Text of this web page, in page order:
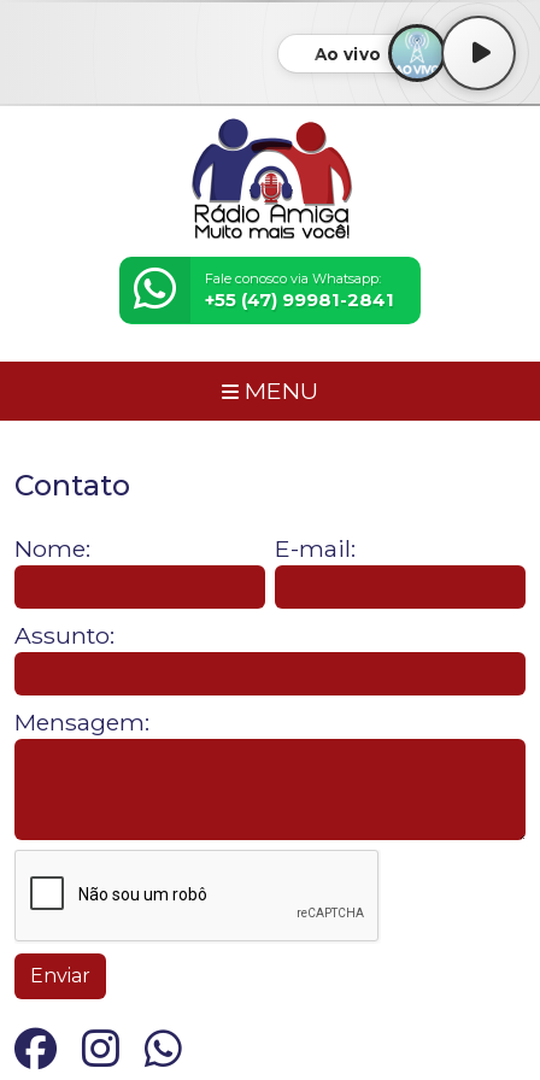
Ao vivo
Fale conosco via Whatsapp:
+55 (47) 99981-2841
MENU
Contato
Nome: E-mail:
Assunto:
Mensagem:
Enviar